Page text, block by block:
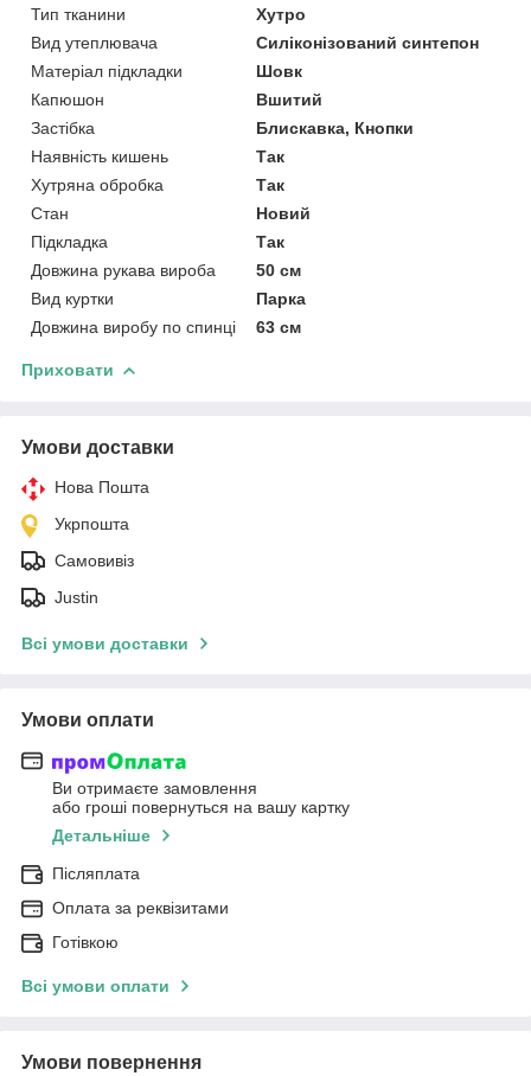
Тип тканини
Хутро
Вид утеплювача
Силіконізований синтепон
Матеріал підкладки
Шовк
Капюшон
Вшитий
Застібка
Блискавка, Кнопки
Наявність кишень
Так
Хутряна обробка
Так
Стан
Новий
Підкладка
Так
Довжина рукава вироба
50 см
Вид куртки
Парка
Довжина виробу по спинці
63 см
Приховати
Умови доставки
Нова Пошта
Укрпошта
Самовивіз
Justin
Всі умови доставки
Умови оплати
Ви отримаєте замовлення
або гроші повернуться на вашу картку
Детальніше
Післяплата
Оплата за реквізитами
Готівкою
Всі умови оплати
Умови повернення